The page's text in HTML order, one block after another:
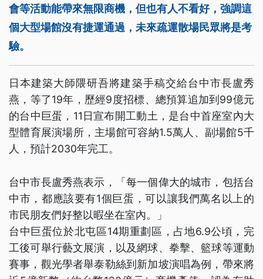
會等活動能帶來無限商機，但也有人不看好，強調這
個大型場館沒有捷運通過，未來疏運散場民眾將是考
驗。
日本建築大師隈研吾將建築手稿交給台中市長盧秀
燕，等了19年，歷經9度招標、總預算追加到99億元
的台中巨蛋，11日宣布開工動土，是台中首座室內大
型體育展演場所，主場館可容納1.5萬人、副場館5千
人，預計2030年完工。
台中市長盧秀燕表示，「每一個偉大的城市，包括台
中市，都應該要有1個巨蛋，可以讓我們萬名以上的
市民朋友們好整以暇坐在室內。」
台中巨蛋位於北屯區14期重劃區，占地6.9公頃，完
工後可舉行藝文展演，以及網球、拳擊、籃球等運動
賽事，觀光學者舉泰勒絲到新加坡演唱為例，帶來將